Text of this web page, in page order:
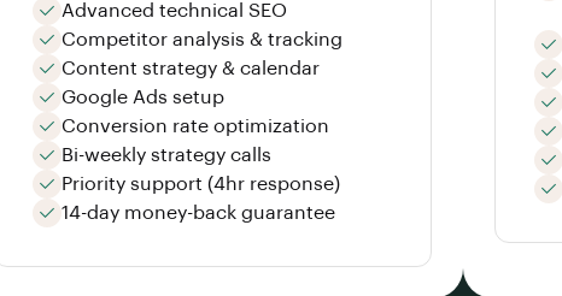
Advanced technical SEO
Competitor analysis & tracking
Content strategy & calendar
Google Ads setup
Conversion rate optimization
Bi-weekly strategy calls
Priority support (4hr response)
14-day money-back guarantee